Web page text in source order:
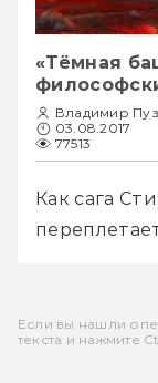
«Тёмная
Владимир
03.08.2017
77513
Как сага
Если вы нашли
текста и нажмите